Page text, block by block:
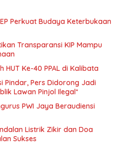
Perkuat Budaya Keterbukaan
Transparansi KIP Mampu
Ke-40 PPAL di Kalibata
Pindar, Pers Didorong Jadi
Lawan Pinjol Ilegal*
PWI Jaya Beraudiensi
Listrik Zikir dan Doa
Sukses